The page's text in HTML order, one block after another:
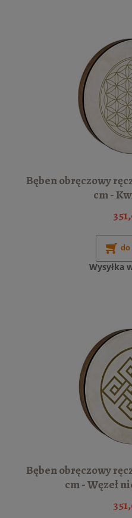
Bęben obręczowy
cm -
do
Wysyłka
Bęben obręczowy
cm - Węzeł